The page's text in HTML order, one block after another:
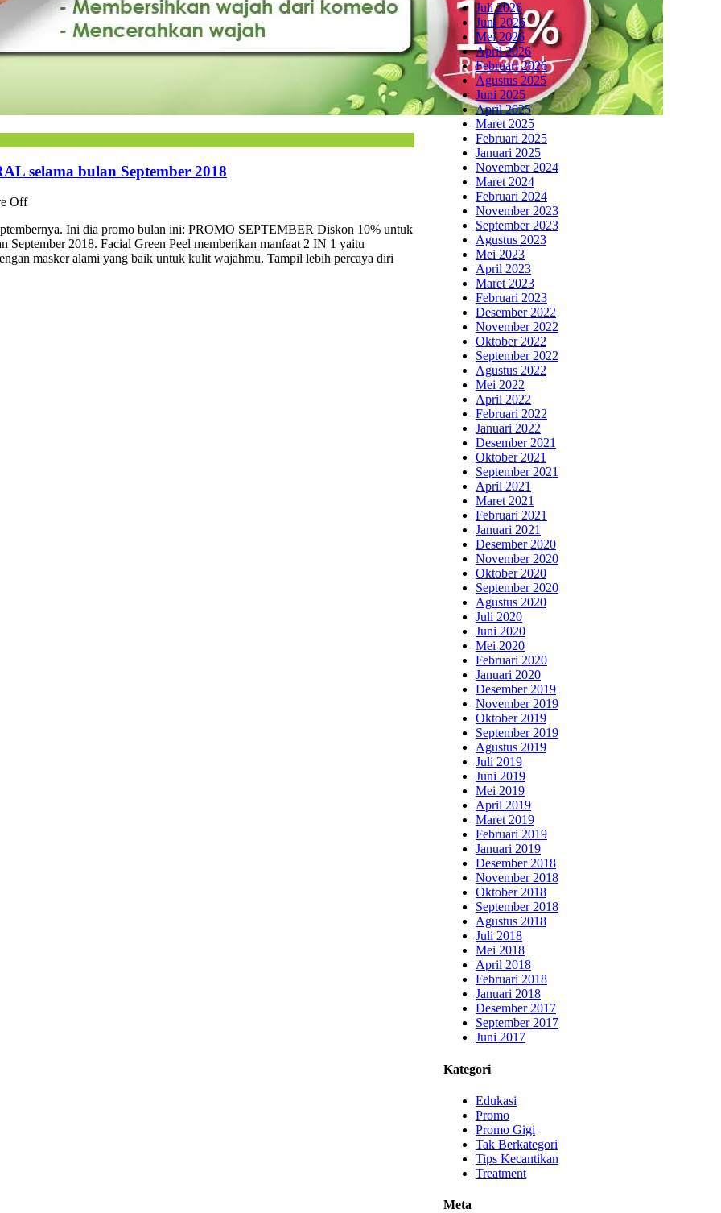
selama bulan September 2018
Off
Ini dia promo bulan ini: PROMO SEPTEMBER Diskon 10% untuk
2018. Facial Green Peel memberikan manfaat 2 IN 1 yaitu
masker alami yang baik untuk kulit wajahmu. Tampil lebih percaya diri
Juli 2026
Juni 2026
Mei 2026
April 2026
Februari 2026
Agustus 2025
Juni 2025
April 2025
Maret 2025
Februari 2025
Januari 2025
November 2024
Maret 2024
Februari 2024
November 2023
September 2023
Agustus 2023
Mei 2023
April 2023
Maret 2023
Februari 2023
Desember 2022
November 2022
Oktober 2022
September 2022
Agustus 2022
Mei 2022
April 2022
Februari 2022
Januari 2022
Desember 2021
Oktober 2021
September 2021
April 2021
Maret 2021
Februari 2021
Januari 2021
Desember 2020
November 2020
Oktober 2020
September 2020
Agustus 2020
Juli 2020
Juni 2020
Mei 2020
Februari 2020
Januari 2020
Desember 2019
November 2019
Oktober 2019
September 2019
Agustus 2019
Juli 2019
Juni 2019
Mei 2019
April 2019
Maret 2019
Februari 2019
Januari 2019
Desember 2018
November 2018
Oktober 2018
September 2018
Agustus 2018
Juli 2018
Mei 2018
April 2018
Februari 2018
Januari 2018
Desember 2017
September 2017
Juni 2017
Kategori
Edukasi
Promo
Promo Gigi
Tak Berkategori
Tips Kecantikan
Treatment
Meta